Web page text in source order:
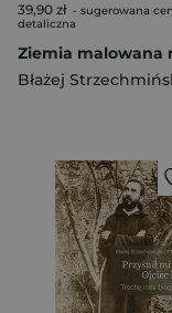
39,90 zł - sugerowana
detaliczna
Błażej